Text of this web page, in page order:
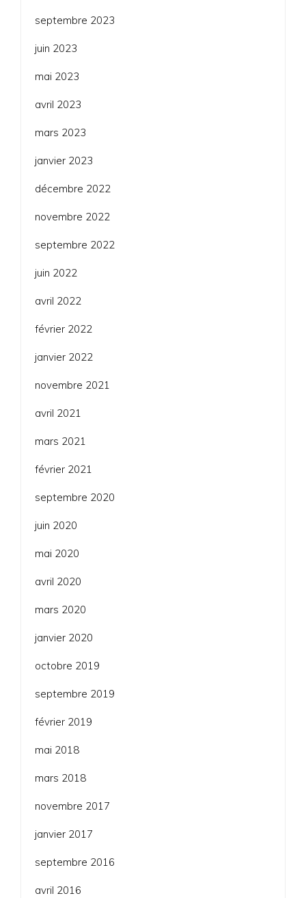
septembre 2023
juin 2023
mai 2023
avril 2023
mars 2023
janvier 2023
décembre 2022
novembre 2022
septembre 2022
juin 2022
avril 2022
février 2022
janvier 2022
novembre 2021
avril 2021
mars 2021
février 2021
septembre 2020
juin 2020
mai 2020
avril 2020
mars 2020
janvier 2020
octobre 2019
septembre 2019
février 2019
mai 2018
mars 2018
novembre 2017
janvier 2017
septembre 2016
avril 2016